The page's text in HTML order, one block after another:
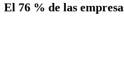
El 76 % de las